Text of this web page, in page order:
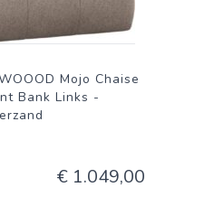
Mojo Chaise
Bank Links -
€ 1.049,00